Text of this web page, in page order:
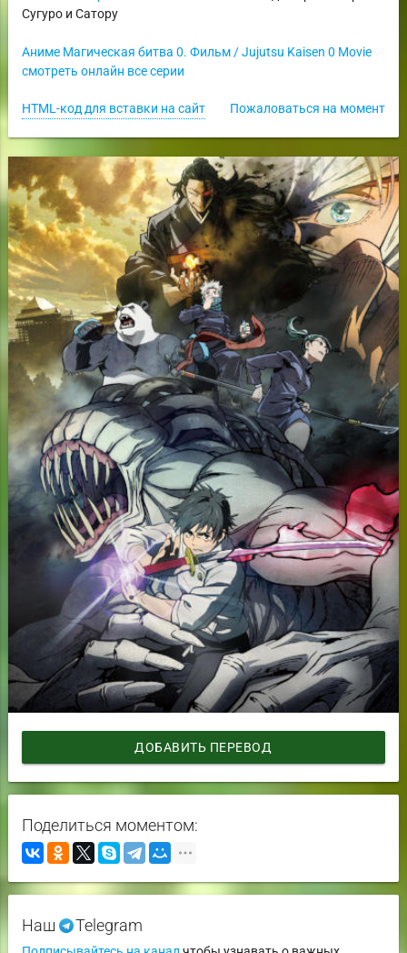
Сугуро и Сатору
Аниме Магическая битва 0. Фильм / Jujutsu Kaisen 0 Movie
смотреть онлайн все серии
Пожаловаться на момент
HTML-код для вставки на сайт
ДОБАВИТЬ ПЕРЕВОД
Поделиться моментом:
Наш Telegram